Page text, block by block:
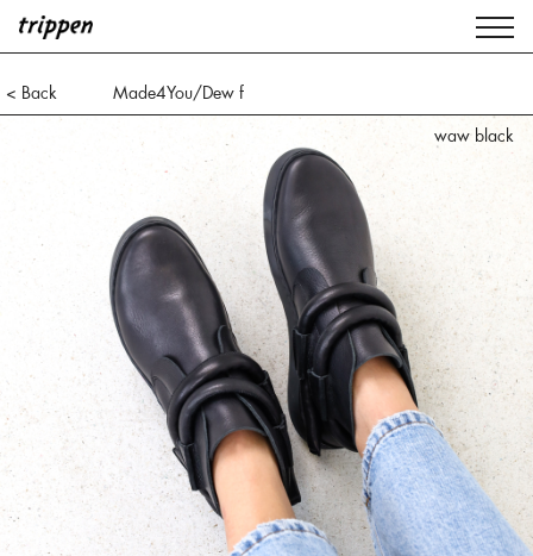
< Back
Made4You/Dew f
waw black